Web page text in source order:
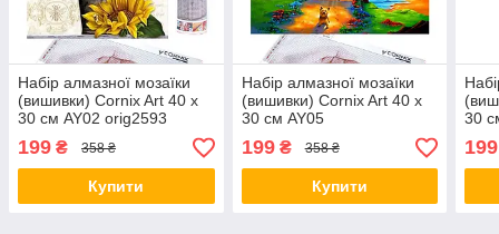
Набір алмазної мозаїки
(вишивки) Cornix Art 40 x
30 см AY02 orig2593
199 ₴ 358 ₴
Купити
Набір алмазної мозаїки
(вишивки) Cornix Art 40 x
30 см AY05
199₴ 358 ₴
Купити
30
199